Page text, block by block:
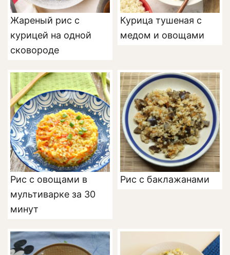
Жареный рис с
курицей на одной
сковороде
Курица тушеная с
медом и овощами
Рис с овощами в
мультиварке за 30
минут
Рис с баклажанами